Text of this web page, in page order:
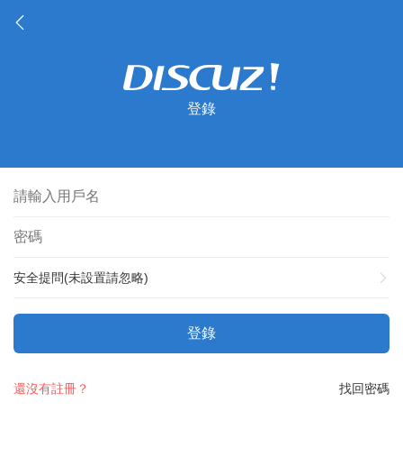
登錄
安全提問(未設置請忽略)
登錄
找回密碼
還沒有註冊？